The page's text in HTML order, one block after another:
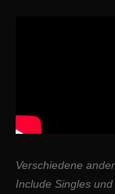
Verschiedene
Include Singles